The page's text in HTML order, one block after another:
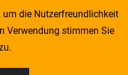
um die Nutzerfreundlichkeit
Verwendung stimmen Sie